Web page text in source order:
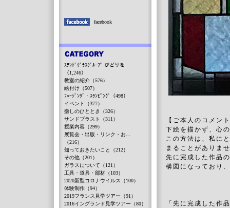
【ご本人のコメン
下絵を描かず、心
この方法は、私に
まることがありま
先に完成した作品
構図になっており
「先に完成した作
facebook
ｽﾃﾝﾄﾞｸﾞﾗｽｸﾞﾙｰﾌﾟ びどりを
（1,246）
教室の紹介（576）
絵付け（507）
ﾌｭｰｼﾞﾝｸﾞ・ｽﾗﾝﾋﾟﾝｸﾞ（498）
イベント（377）
癒しのひととき（326）
サンドブラスト（311）
授業内容（299）
展覧会・出版・リンク・お...
（216）
知っておきたいこと（212）
その他（201）
ガラスについて（121）
工具・道具・部材（103）
2020新型コロナウイルス（100）
体験制作（94）
2019フランス見学ツアー（91）
2016イングランド見学ツアー（80）